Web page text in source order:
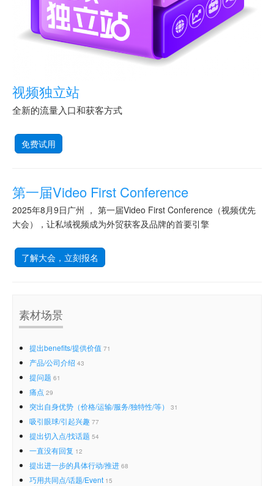
视频独立站
全新的流量入口和获客方式
免费试用
第一届Video First Conference
2025年8月9日广州 ， 第一届Video First Conference（视频优先
大会），让私域视频成为外贸获客及品牌的首要引擎
了解大会，立刻报名
素材场景
提出benefits/提供价值 71
产品/公司介绍 43
提问题 61
痛点 29
突出自身优势（价格/运输/服务/独特性/等） 31
吸引眼球/引起兴趣 77
提出切入点/找话题 54
一直没有回复 12
提出进一步的具体行动/推进 68
巧用共同点/话题/Event 15